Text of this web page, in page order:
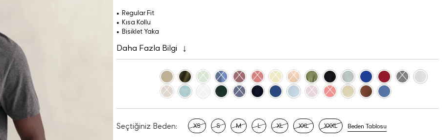
Regular Fit
Kısa Kollu
Bisiklet Yaka
Daha Fazla Bilgi
Seçtiğiniz Beden: XS S M L XL XXL XXXL Beden Tablosu